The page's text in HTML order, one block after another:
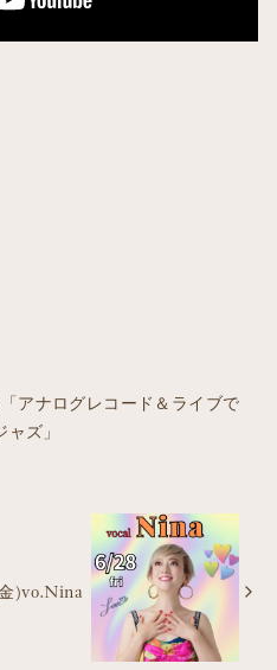
アナログレコード＆ライブで
ズ」
)vo.Nina